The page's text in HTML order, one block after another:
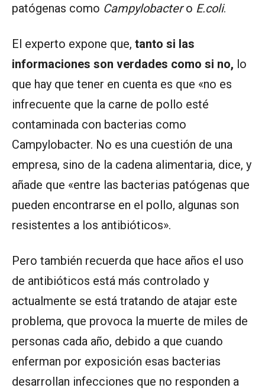
patógenas como Campylobactero E.coli.
El experto expone que, tanto si las
informaciones son verdades como si no, lo
que hay que tener en cuenta es que «no es
infrecuente que la carne de pollo esté
contaminada con bacterias como
Campylobacter. No es una cuestión de una
empresa, sino de la cadena alimentaria, dice, y
añade que «entre las bacterias patógenas que
pueden encontrarse en el pollo, algunas son
resistentes a los antibióticos».
Pero también recuerda que hace años el uso
de antibióticos está más controlado y
actualmente se está tratando de atajar este
problema, que provoca la muerte de miles de
personas cada año, debido a que cuando
enferman por exposición esas bacterias
desarrollan infecciones que no responden a